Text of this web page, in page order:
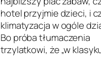
hotel przyjmie dzieci, i
klimatyzacja w ogóle
Bo próba tłumaczenia
trzylatkowi, że „w